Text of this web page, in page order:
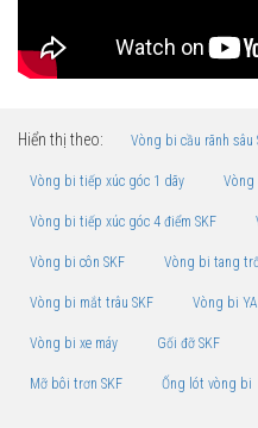
Hiển thị theo: Vòng bi cầu rãnh sâu
Vòng bi tiếp xúc góc 1 dãy Vòng
Vòng bi tiếp xúc góc 4 điểm SKF
Vòng bi côn SKF Vòng bi tang
Vòng bi mắt trâu SKF Vòng bi
Vòng bi xe máy Gối đỡ SKF
Mỡ bôi trơn SKF Ống lót vòng bi